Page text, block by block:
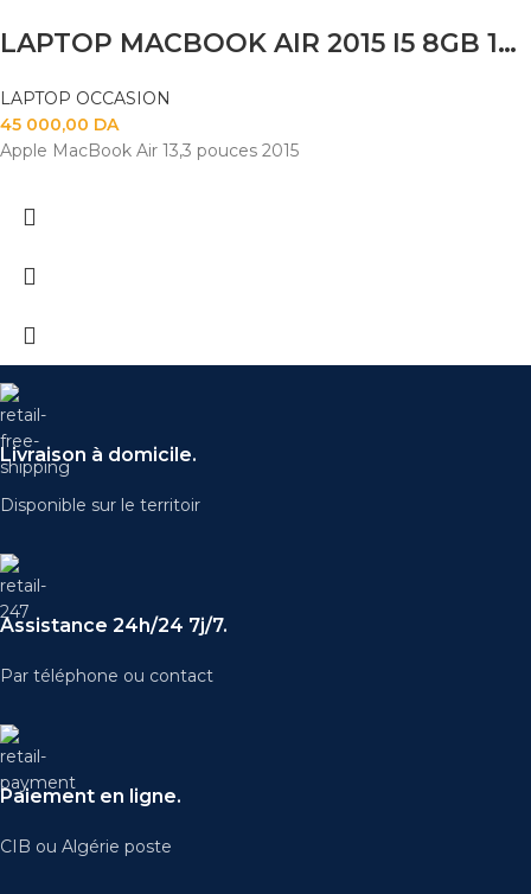
LAPTOP MACBOOK AIR 2015 I5 8GB 120SSD 14
LAPTOP OCCASION
45 000,00 DA
Apple MacBook Air 13,3 pouces 2015
Livraison à domicile.
Disponible sur le territoir
Assistance 24h/24 7j/7.
Par téléphone ou contact
Paiement en ligne.
CIB ou Algérie poste